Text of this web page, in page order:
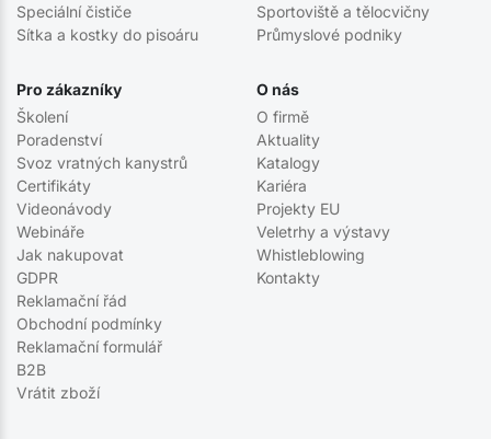
Speciální čističe
Sítka a kostky do pisoáru
Sportoviště a tělocvičny
Průmyslové podniky
Pro zákazníky
Školení
Poradenství
Svoz vratných kanystrů
Certifikáty
Videonávody
Webináře
Jak nakupovat
GDPR
Reklamační řád
Obchodní podmínky
Reklamační formulář
B2B
Vrátit zboží
O nás
O firmě
Aktuality
Katalogy
Kariéra
Projekty EU
Veletrhy a výstavy
Whistleblowing
Kontakty